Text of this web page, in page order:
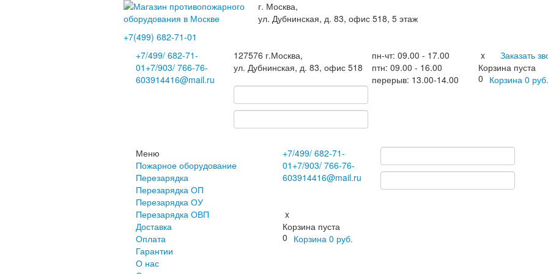
г. Москва,
ул. Дубнинская, д. 83, офис 518, 5 этаж
+7(499) 682-71-01
+7/499/ 682-71-
01 +7/903/ 766-76-
603914416@mail.ru
127576 г.Москва,
ул. Дубнинская, д. 83, офис 518
пн-чт: 09.00 - 17.00
птн: 09.00 - 16.00
перерыв: 13.00-14.00
Заказать
x
Корзина пуста
0 Корзина 0 руб.
Меню
Пожарное оборудование
Перезарядка
Перезарядка ОП
Перезарядка ОУ
Перезарядка ОВП
Доставка
Оплата
Гарантии
О нас
+7/499/ 682-71-
01 +7/903/ 766-76-
603914416@mail.ru
x
Корзина пуста
0 Корзина 0 руб.